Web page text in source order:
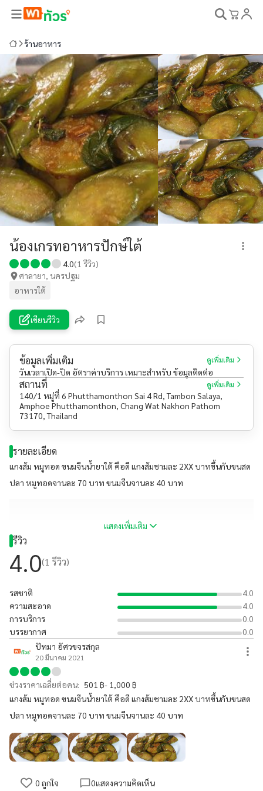
ร้านอาหาร
น้องเกรทอาหารปักษ์ใต้
4.0(1 รีวิว)
ศาลายา, นครปฐม
อาหารใต้
เขียนรีวิว
ข้อมูลเพิ่มเติม ดูเพิ่มเติม
วันเวลาเปิด-ปิด อัตราค่าบริการ เหมาะสำหรับ ข้อมูลติดต่อ
สถานที่ ดูเพิ่มเติม
140/1 หมู่ที่ 6 Phutthamonthon Sai 4 Rd, Tambon Salaya,
Amphoe Phutthamonthon, Chang Wat Nakhon Pathom
73170, Thailand
รายละเอียด
แกงส้ม หมูทอด ขนมจีนน้ำยาใต้ คือดี แกงส้มชามละ 2XX บาทขึ้นกับขนสด
ปลา หมูทอดจานละ 70 บาท ขนมจีนจานละ 40 บาท
แสดงเพิ่มเติม
รีวิว
4.0(1 รีวิว)
รสชาติ
4.0
ความสะอาด
4.0
การบริการ
0.0
บรรยากาศ
0.0
ปัทมา อัศวขจรสกุล
20 มีนาคม 2021
ช่วงราคาเฉลี่ยต่อคน: 501 ฿- 1,000 ฿
แกงส้ม หมูทอด ขนมจีนน้ำยาใต้ คือดี แกงส้มชามละ 2XX บาทขึ้นกับขนสด
ปลา หมูทอดจานละ 70 บาท ขนมจีนจานละ 40 บาท
0 ถูกใจ 0แสดงความคิดเห็น